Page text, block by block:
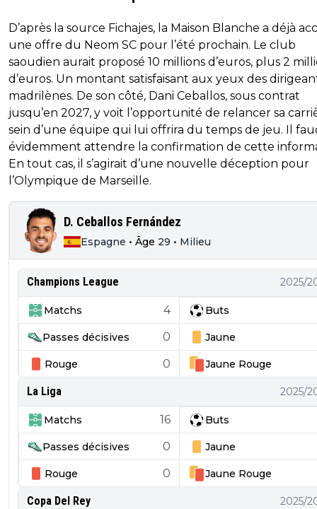
D’après la source Fichajes, la Maison Blanche a déjà
une offre du Neom SC pour l’été prochain. Le club
saoudien aurait proposé 10 millions d’euros, plus 2
d’euros. Un montant satisfaisant aux yeux des
madrilènes. De son côté, Dani Ceballos, sous contrat
jusqu’en 2027, y voit l’opportunité de relancer sa
sein d’une équipe qui lui offrira du temps de jeu. Il
évidemment attendre la confirmation de cette
En tout cas, il s’agirait d’une nouvelle déception pour
l’Olympique de Marseille.
D. Ceballos Fernández
Espagne • Âge 29 • Milieu
Champions League 2025/
Matchs 4 Buts
Passes décisives 0 Jaune
Rouge 0 Jaune Rouge
La Liga 2025/
Matchs 16 Buts
Passes décisives 0 Jaune
Rouge 0 Jaune Rouge
Copa Del Rey 2025/